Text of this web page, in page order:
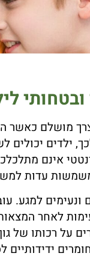
מושלם כאשר
ילדים
אינם
עדות
למגע.
לאחר
על רכותו של
ידידותיים